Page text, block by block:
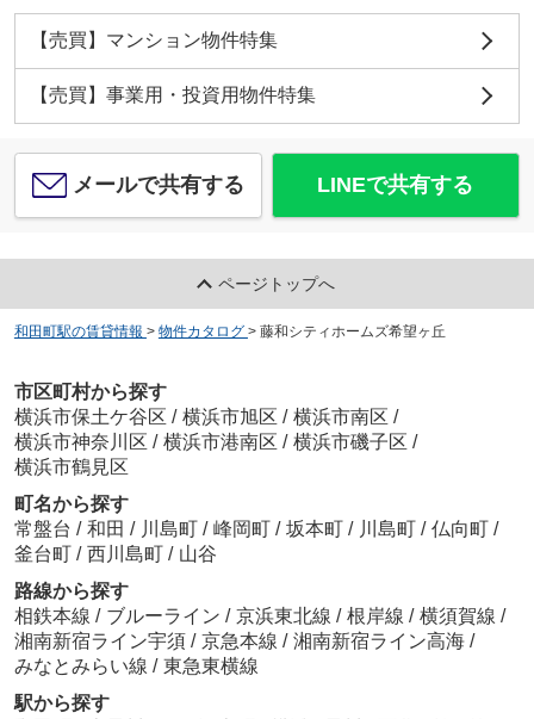
【売買】マンション物件特集
【売買】事業用・投資用物件特集
メールで共有する LINEで共有する
ページトップへ
和田町駅の賃貸情報 > 物件カタログ > 藤和シティホームズ希望ヶ丘
市区町村から探す
横浜市保土ケ谷区 / 横浜市旭区 / 横浜市南区 /
横浜市神奈川区 / 横浜市港南区 / 横浜市磯子区 /
横浜市鶴見区
町名から探す
常盤台 / 和田 / 川島町 / 峰岡町 / 坂本町 / 川島町 / 仏向町 /
釜台町 / 西川島町 / 山谷
路線から探す
相鉄本線 / ブルーライン / 京浜東北線 / 根岸線 / 横須賀線 /
湘南新宿ライン宇須 / 京急本線 / 湘南新宿ライン高海 /
みなとみらい線 / 東急東横線
駅から探す